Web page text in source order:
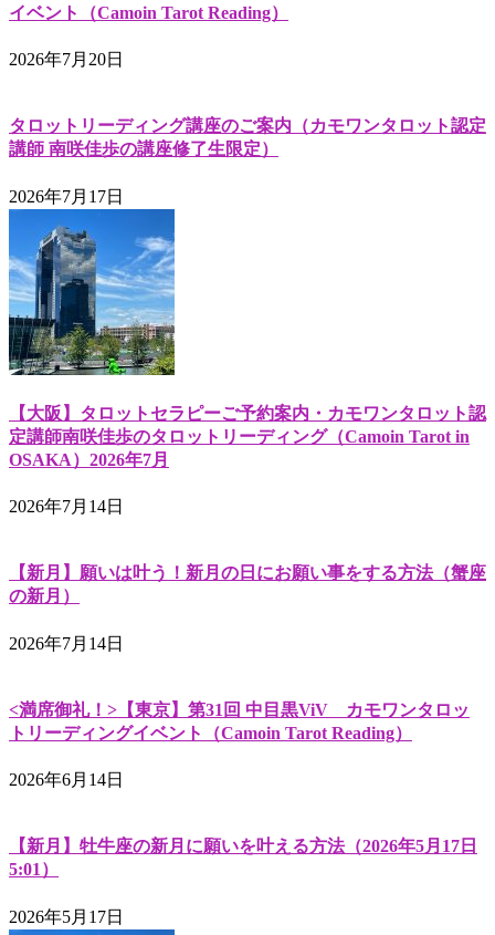
イベント（Camoin Tarot Reading）
2026年7月20日
タロットリーディング講座のご案内（カモワンタロット認定
講師 南咲佳歩の講座修了生限定）
2026年7月17日
【大阪】タロットセラピーご予約案内・カモワンタロット認
定講師南咲佳歩のタロットリーディング（Camoin Tarot in
OSAKA）2026年7月
2026年7月14日
【新月】願いは叶う！新月の日にお願い事をする方法（蟹座
の新月）
2026年7月14日
<満席御礼！>【東京】第31回 中目黒ViV カモワンタロッ
トリーディングイベント（Camoin Tarot Reading）
2026年6月14日
【新月】牡牛座の新月に願いを叶える方法（2026年5月17日
5:01）
2026年5月17日